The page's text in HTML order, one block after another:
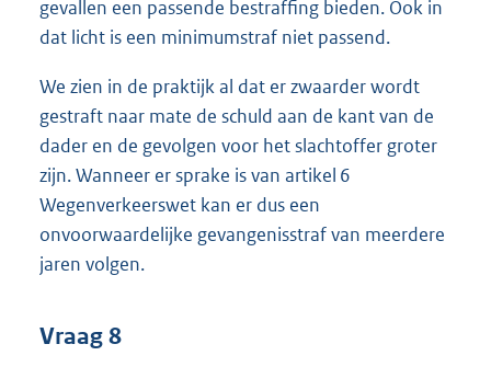
gevallen een passende bestraffing bieden. Ook in
dat licht is een minimumstraf niet passend.
We zien in de praktijk al dat er zwaarder wordt
gestraft naar mate de schuld aan de kant van de
dader en de gevolgen voor het slachtoffer groter
zijn. Wanneer er sprake is van artikel 6
Wegenverkeerswet kan er dus een
onvoorwaardelijke gevangenisstraf van meerdere
jaren volgen.
Vraag 8